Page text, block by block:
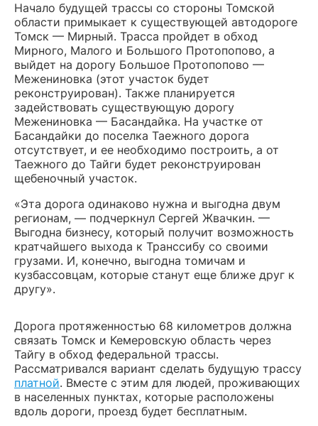
Начало будущей трассы со стороны Томской
области примыкает к существующей автодороге
Томск — Мирный. Трасса пройдет в обход
Мирного, Малого и Большого Протопопово, а
выйдет на дорогу Большое Протопопово —
Межениновка (этот участок будет
реконструирован). Также планируется
задействовать существующую дорогу
Межениновка — Басандайка. На участке от
Басандайки до поселка Таежного дорога
отсутствует, и ее необходимо построить, а от
Таежного до Тайги будет реконструирован
щебеночный участок.
«Эта дорога одинаково нужна и выгодна двум
регионам, — подчеркнул Сергей Жвачкин. —
Выгодна бизнесу, который получит возможность
кратчайшего выхода к Транссибу со своими
грузами. И, конечно, выгодна томичам и
кузбассовцам, которые станут еще ближе друг к
другу».
Дорога протяженностью 68 километров должна
связать Томск и Кемеровскую область через
Тайгу в обход федеральной трассы.
Рассматривался вариант сделать будущую трассу
платной. Вместе с этим для людей, проживающих
в населенных пунктах, которые расположены
вдоль дороги, проезд будет бесплатным.